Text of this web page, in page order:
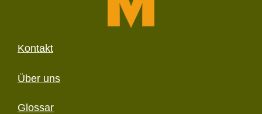
Kontakt
Über uns
Glossar